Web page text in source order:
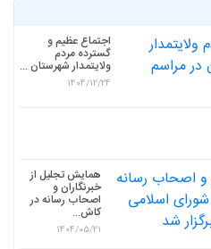
اجتماع عظیم و
گسترده مردم
ولایتمدار شهرستان ...
1404/12/24
همایش تجلیل از
خبرنگاران و
اصحاب رسانه در
کاش...
1404/05/21